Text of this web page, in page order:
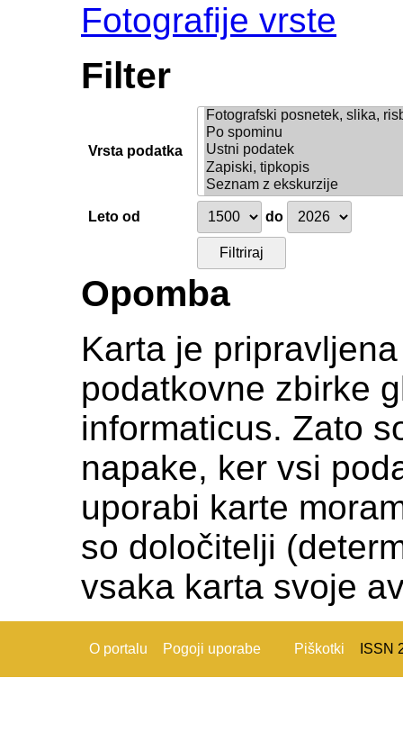
Fotografije vrste
Filter
Vrsta podatka
Leto od do
Opomba
Karta je
podatkovne zbirke
informaticus. Zato
napake, ker vsi
uporabi karte
so določitelji
vsaka karta svoje
O portalu Pogoji uporabe Piškotki ISSN